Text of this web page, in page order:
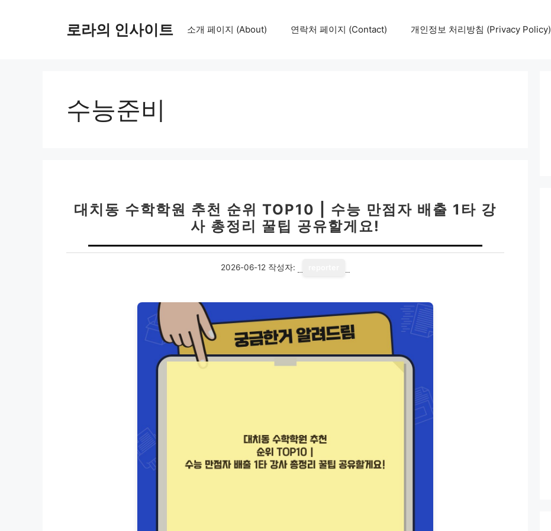
로라의 인사이트 소개 페이지 (About) 연락처 페이지 (Contact) 개인정보 처리방침 (Privacy Policy)
수능준비
대치동 수학학원 추천 순위 TOP10 | 수능 만점자 배출 1타 강
사 총정리 꿀팁 공유할게요!
2026-06-12 작성자: